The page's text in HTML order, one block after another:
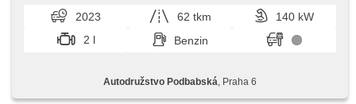
palubního počítače, Start-Stop System, 4x Airbag,
Heckscheibenwischer, 7x airbag, 6x Airbag, ABS, Adaptive
Geschwindigkeitsregelung, Fahrer-Airbag, automatické
přepínání dálkových světel, Zentralverriegelung mit
Elektronisches Stabilitätsprogramm (ESP),
Reifendrucksensor, Scheibenwischersensor, asistent jízdy v
2023 62 tkm
140 kW
2 l
Benzin
Autodružstvo Podbabská , Praha 6